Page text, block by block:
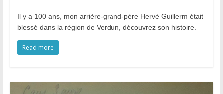
Il y a 100 ans, mon arrière-grand-père Hervé Guillerm était
blessé dans la région de Verdun, découvrez son histoire.
Read more